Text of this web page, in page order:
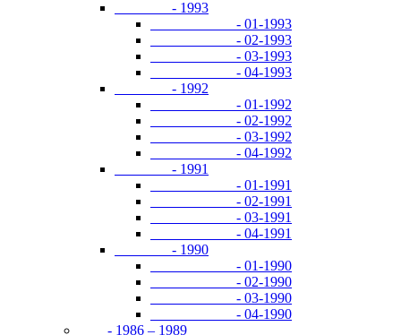
- 1993
- 01-1993
- 02-1993
- 03-1993
- 04-1993
- 1992
- 01-1992
- 02-1992
- 03-1992
- 04-1992
- 1991
- 01-1991
- 02-1991
- 03-1991
- 04-1991
- 1990
- 01-1990
- 02-1990
- 03-1990
- 04-1990
- 1986 – 1989